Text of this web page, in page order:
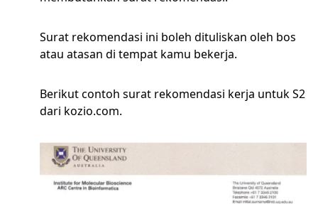
Surat rekomendasi ini boleh dituliskan oleh bos
atau atasan di tempat kamu bekerja.
Berikut contoh surat rekomendasi kerja untuk S2
dari kozio.com.